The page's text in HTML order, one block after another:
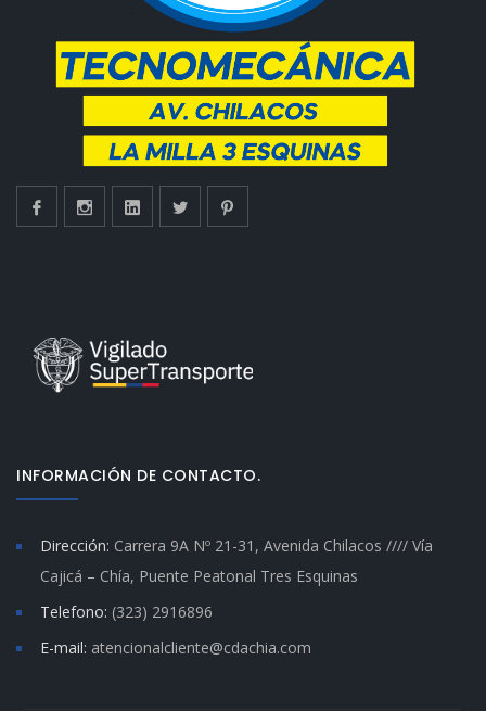
INFORMACIÓN DE CONTACTO.
Dirección: Carrera 9A Nº 21-31, Avenida Chilacos //// Vía
Cajicá – Chía, Puente Peatonal Tres Esquinas
Telefono: (323) 2916896
E-mail: atencionalcliente@cdachia.com